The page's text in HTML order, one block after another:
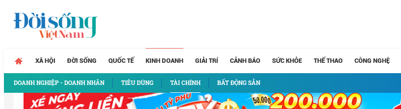
XÃ HỘI ĐỜI SỐNG QUỐC TẾ KINH DOANH
DOANH NGHIỆP - DOANH NHÂN TIÊU DÙNG TÀI CHÍNH BẤT ĐỘNG SẢN
GIẢI TRÍ CẢNH BÁO SỨC KHỎE THỂ THAO CÔNG NGHỆ